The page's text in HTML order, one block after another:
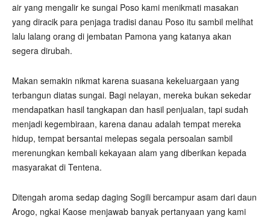
air yang mengalir ke sungai Poso kami menikmati masakan
yang diracik para penjaga tradisi danau Poso itu sambil melihat
lalu lalang orang di jembatan Pamona yang katanya akan
segera dirubah.
Makan semakin nikmat karena suasana kekeluargaan yang
terbangun diatas sungai. Bagi nelayan, mereka bukan sekedar
mendapatkan hasil tangkapan dan hasil penjualan, tapi sudah
menjadi kegembiraan, karena danau adalah tempat mereka
hidup, tempat bersantai melepas segala persoalan sambil
merenungkan kembali kekayaan alam yang diberikan kepada
masyarakat di Tentena.
Ditengah aroma sedap daging Sogili bercampur asam dari daun
Arogo, ngkai Kaose menjawab banyak pertanyaan yang kami